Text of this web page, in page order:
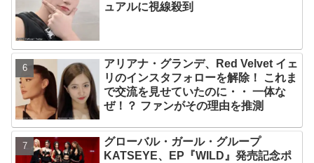
ュアルに視線殺到
アリアナ・グランデ、Red Velvet イェ
リのインスタフォローを解除！ これま
で交流を見せていたのに・・ 一体な
ぜ！？ ファンがその理由を推測
グローバル・ガール・グループ
KATSEYE、EP『WILD』発売記念ポ